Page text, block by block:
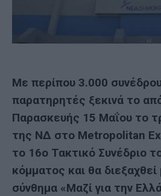
Με περίπου 3.000
παρατηρητές ξεκινά το
Παρασκευής 15 Μαΐου το
της ΝΔ στο Metropolitan
το 16ο Τακτικό Συνέδριο
κόμματος και θα
σύνθημα «Μαζί για την